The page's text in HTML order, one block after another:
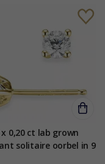
x 0,20 ct lab grown
solitaire oorbel in 9